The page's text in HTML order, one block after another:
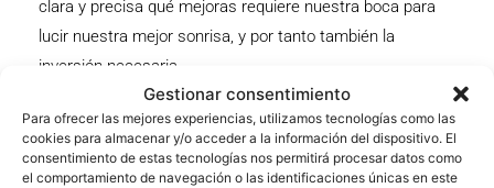
Gestionar consentimiento
Para ofrecer las mejores experiencias, utilizamos tecnologías como las
cookies para almacenar y/o acceder a la información del dispositivo. El
consentimiento de estas tecnologías nos permitirá procesar datos como
el comportamiento de navegación o las identificaciones únicas en este
clara y precisa qué mejoras requiere nuestra boca para
lucir nuestra mejor sonrisa, y por tanto también la
inversión necesaria.
¿Y si queremos algún cambio? La sonrisa de cada
persona es única y los grandes avances en la odontología
estética y digital posibilitan un resultado adaptado a la